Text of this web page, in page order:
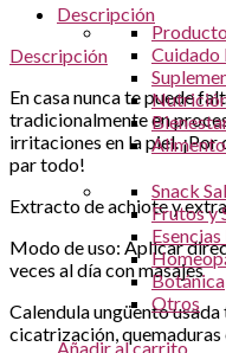
Cuidado
Snack
Frutos y
Botánica
Otros
Añadir al carrito
Descripción
Descripción
En casa nunca te puede
tradicionalmente en
irritaciones en la piel.
par todo!
Extracto de achiote y
Modo de uso: Aplicar
veces al día con masajes
Calendula ungüento
cicatrización,